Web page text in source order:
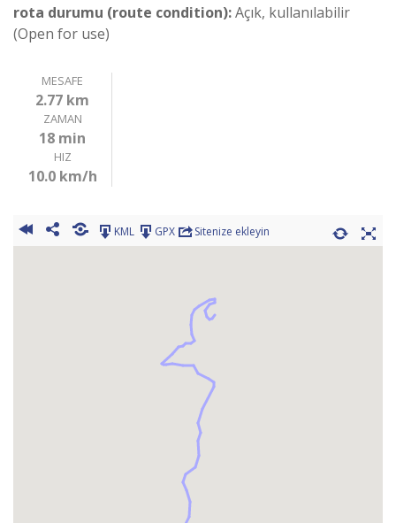
rota durumu (route condition):Açık, kullanılabilir
(Open for use)
MESAFE
2.77 km
ZAMAN
18 min
HIZ
10.0 km/h
KML GPX Sitenize ekleyin